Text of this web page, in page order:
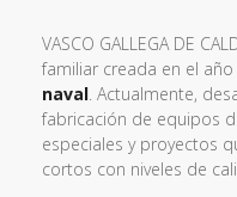
cliente.
Servicios:Realizacion
modelado 3D,
timón para el buque.
VASCO GALLEGA DE